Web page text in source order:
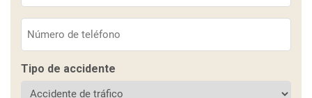
(Obligatorio)
Teléfono
(Obligatorio)
Tipo de accidente